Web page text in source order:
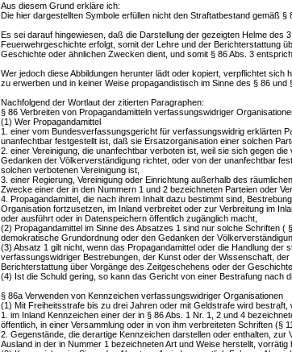
Aus diesem Grund erkläre ich:
Die hier dargestellten Symbole erfüllen nicht den Straftatbestand gemäß §
Es sei darauf hingewiesen, daß die Darstellung der gezeigten Helme des
Feuerwehrgeschichte erfolgt, somit der Lehre und der Berichterstattung
Geschichte oder ähnlichen Zwecken dient, und somit § 86 Abs. 3
Wer jedoch diese Abbildungen herunter lädt oder kopiert, verpflichtet sich
zu erwerben und in keiner Weise propagandistisch im Sinne des § 86 und
Nachfolgend der Wortlaut der zitierten Paragraphen:
§ 86 Verbreiten von Propagandamitteln verfassungswidriger
(1) Wer Propagandamittel
1. einer vom Bundesverfassungsgericht für verfassungswidrig erklärten
unanfechtbar festgestellt ist, daß sie Ersatzorganisation einer solchen
2. einer Vereinigung, die unanfechtbar verboten ist, weil sie sich gegen
Gedanken der Völkerverständigung richtet, oder von der unanfechtbar
solchen verbotenen Vereinigung ist,
3. einer Regierung, Vereinigung oder Einrichtung außerhalb des
Zwecke einer der in den Nummern 1 und 2 bezeichneten Parteien oder
4. Propagandamittel, die nach ihrem Inhalt dazu bestimmt sind,
Organisation fortzusetzen, im Inland verbreitet oder zur Verbreitung im
oder ausführt oder in Datenspeichern öffentlich zugänglich macht,
(2) Propagandamittel im Sinne des Absatzes 1 sind nur solche Schriften (
demokratische Grundordnung oder den Gedanken der
(3) Absatz 1 gilt nicht, wenn das Propagandamittel oder die Handlung der
verfassungswidriger Bestrebungen, der Kunst oder der Wissenschaft,
Berichterstattung über Vorgänge des Zeitgeschehens oder der
(4) Ist die Schuld gering, so kann das Gericht von einer Bestrafung nach
§ 86a Verwenden von Kennzeichen verfassungswidriger Organisationen
(1) Mit Freiheitsstrafe bis zu drei Jahren oder mit Geldstrafe wird bestraft,
1. im Inland Kennzeichen einer der in § 86 Abs. 1 Nr. 1, 2 und 4
öffentlich, in einer Versammlung oder in von ihm verbreiteten Schriften (§
2. Gegenstände, die derartige Kennzeichen darstellen oder enthalten, zur
Ausland in der in Nummer 1 bezeichneten Art und Weise herstellt, vorrätig